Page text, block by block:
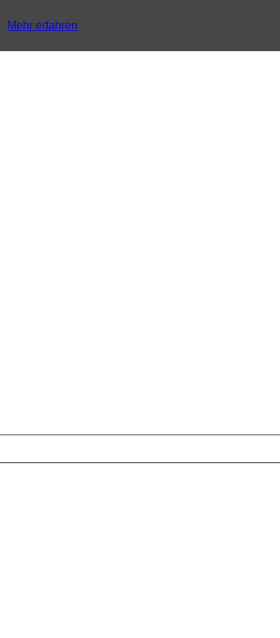
Mehr erfahren